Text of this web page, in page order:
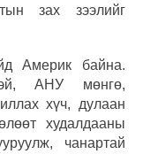
зах зээлийг
Америк байна.
АНУ мөнгө,
хүч, дулаан
худалдааны
чанартай